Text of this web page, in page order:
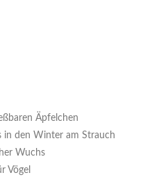
Äpfelchen
in den Winter am Strauch
Wuchs
Vögel